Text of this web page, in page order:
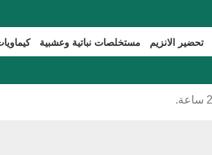
مستخلصات نباتية وعشبية تحضير الانزيم